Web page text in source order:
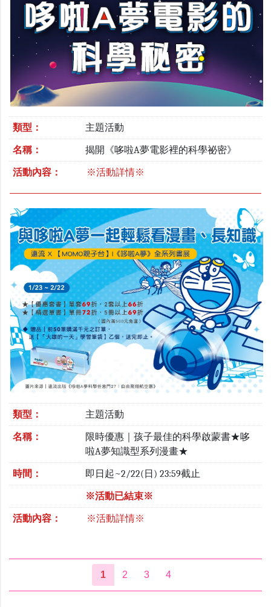
類型： 主題活動
名稱： 揭開《哆啦A夢電影裡的科學祕密》
活動內容： ※活動詳情※
類型： 主題活動
名稱：
限時優惠｜孩子最佳的科學啟蒙書★哆
啦A夢知識型系列漫畫★
時間： 即日起~2/22(日) 23:59截止
※活動已結束※
活動內容： ※活動詳情※
1 2 3 4